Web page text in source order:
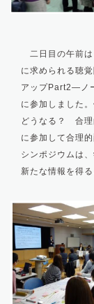
二日目の午前は
に求められる聴
アップPart2—ノ
に参加しました
どうなる？ 合理
に参加して合理
シンポジウムは
新たな情報を得